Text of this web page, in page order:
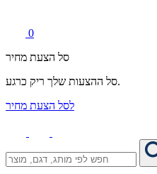
0
סל הצעת מחיר
סל ההצעות שלך ריק כרגע.
לסל הצעת מחיר